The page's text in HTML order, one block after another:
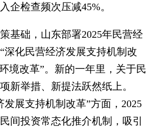
企检查频次压减45%。
础，山东部署2025年民营经
深化民营经济发展支持机制改
境改革”。新的一年里，关于民
新举措、新提法跃然纸上。
发展支持机制改革”方面，2025
间投资常态化推介机制，吸引